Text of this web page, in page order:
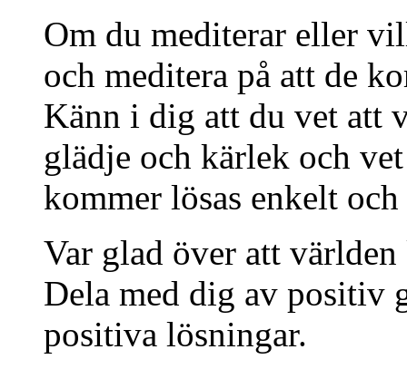
Om du mediterar eller
och meditera på att de
Känn i dig att du vet att
glädje och kärlek och
kommer lösas enkelt
Var glad över att
Dela med dig av positiv
positiva lösningar.